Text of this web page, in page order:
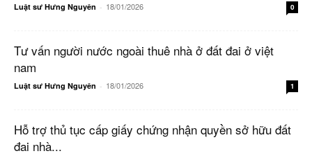
Luật sư Hưng Nguyên - 18/01/2026 0
Tư vấn người nước ngoài thuê nhà ở đất đai ở việt
nam
Luật sư Hưng Nguyên - 18/01/2026 1
Hỗ trợ thủ tục cấp giấy chứng nhận quyền sở hữu đất
đai nhà...